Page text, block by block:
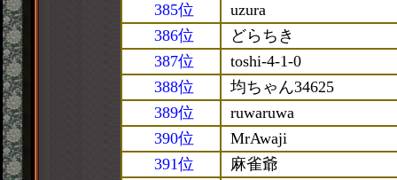
385位
uzura
386位
どらちき
387位
toshi-4-1-0
388位
均ちゃん34625
389位
ruwaruwa
390位
MrAwaji
391位
麻雀爺